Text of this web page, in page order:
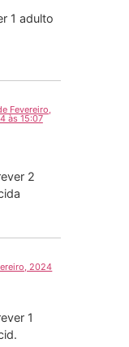
1 adulto
Fevereiro,
às 15:07
2
2024
1